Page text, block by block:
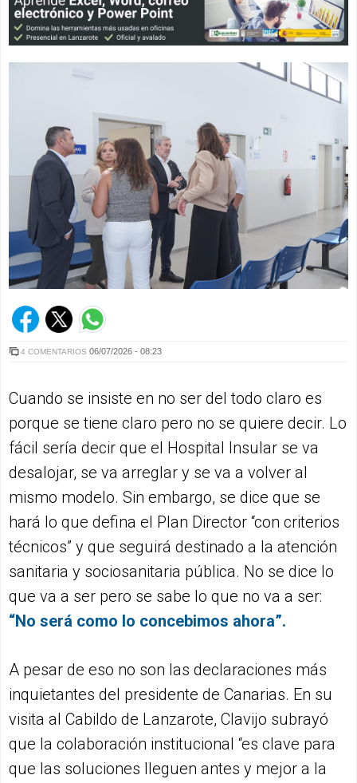
4 COMENTARIOS 06/07/2026 - 08:23
Cuando se insiste en no ser del todo claro es
porque se tiene claro pero no se quiere decir. Lo
fácil sería decir que el Hospital Insular se va
desalojar, se va arreglar y se va a volver al
mismo modelo. Sin embargo, se dice que se
hará lo que defina el Plan Director “con criterios
técnicos” y que seguirá destinado a la atención
sanitaria y sociosanitaria pública. No se dice lo
que va a ser pero se sabe lo que no va a ser:
“No será como lo concebimos ahora”.
A pesar de eso no son las declaraciones más
inquietantes del presidente de Canarias. En su
visita al Cabildo de Lanzarote, Clavijo subrayó
que la colaboración institucional “es clave para
que las soluciones lleguen antes y mejor a la